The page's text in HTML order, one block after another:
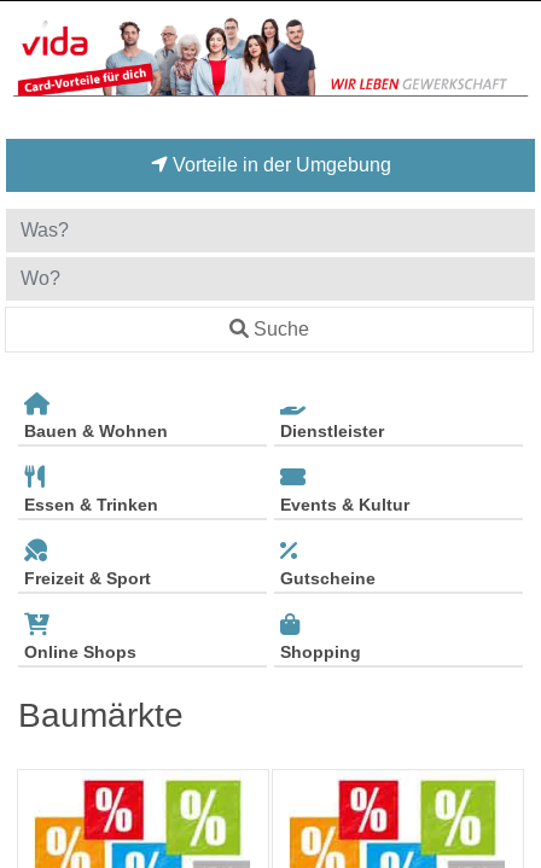
Vorteile in der Umgebung
Suche
Bauen & Wohnen Dienstleister
Essen & Trinken Events & Kultur
Freizeit & Sport Gutscheine
Online Shops Shopping
Baumärkte